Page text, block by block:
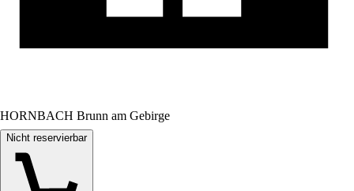
HORNBACH Brunn am Gebirge
Nicht reservierbar